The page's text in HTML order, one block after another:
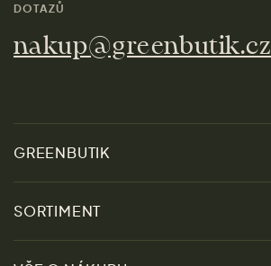
DOTAZŮ
nakup@greenbutik.cz
GREENBUTIK
Udržitelnost
SORTIMENT
Slevy